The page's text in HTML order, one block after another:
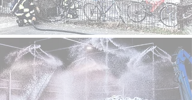
Kommunen